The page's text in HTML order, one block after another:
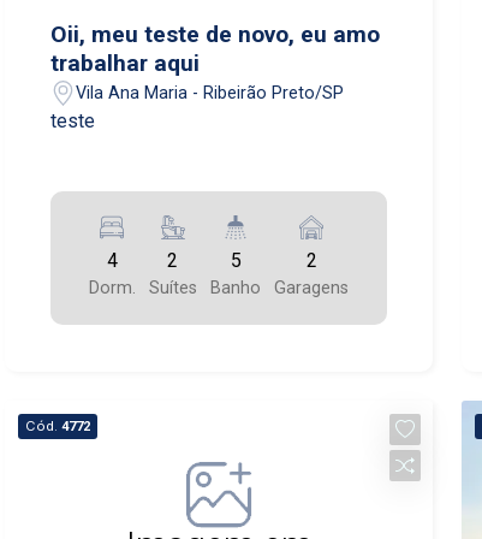
áreas verdes, playground, quadras
esportivas e muito mais. Não perca a
oportunidade de morar em uma casa de
alto padrão em um dos melhores
Oii, meu teste de novo, eu amo
trabalhar aqui
Vila Ana Maria - Ribeirão Preto/SP
teste
4
Dorm.
2
Suítes
5
Banho
2
Garagens
Cód. 4772